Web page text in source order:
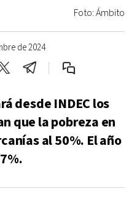
de 2024
Foto: Ámbito
desde INDEC los
que la pobreza en
al 50%. El año